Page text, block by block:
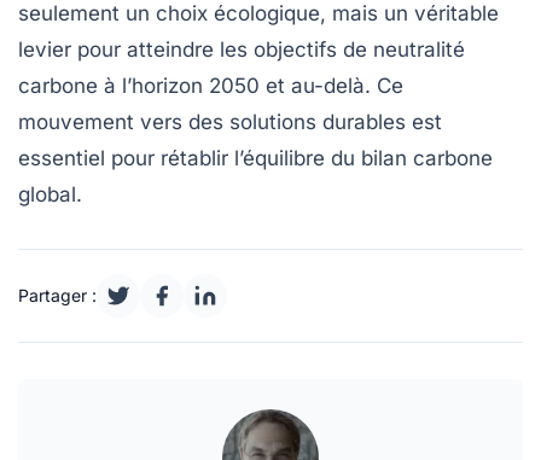
seulement un choix écologique, mais un véritable
levier pour atteindre les objectifs de neutralité
carbone à l’horizon 2050 et au-delà. Ce
mouvement vers des solutions durables est
essentiel pour rétablir l’équilibre du bilan carbone
global.
Partager :